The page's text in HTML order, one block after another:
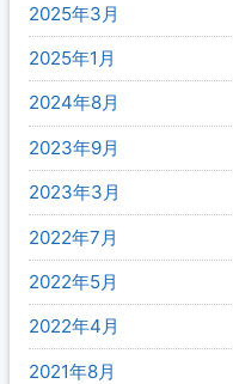
2025年3月
2025年1月
2024年8月
2023年9月
2023年3月
2022年7月
2022年5月
2022年4月
2021年8月